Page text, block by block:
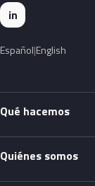
in
Español English
Qué hacemos
Quiénes somos